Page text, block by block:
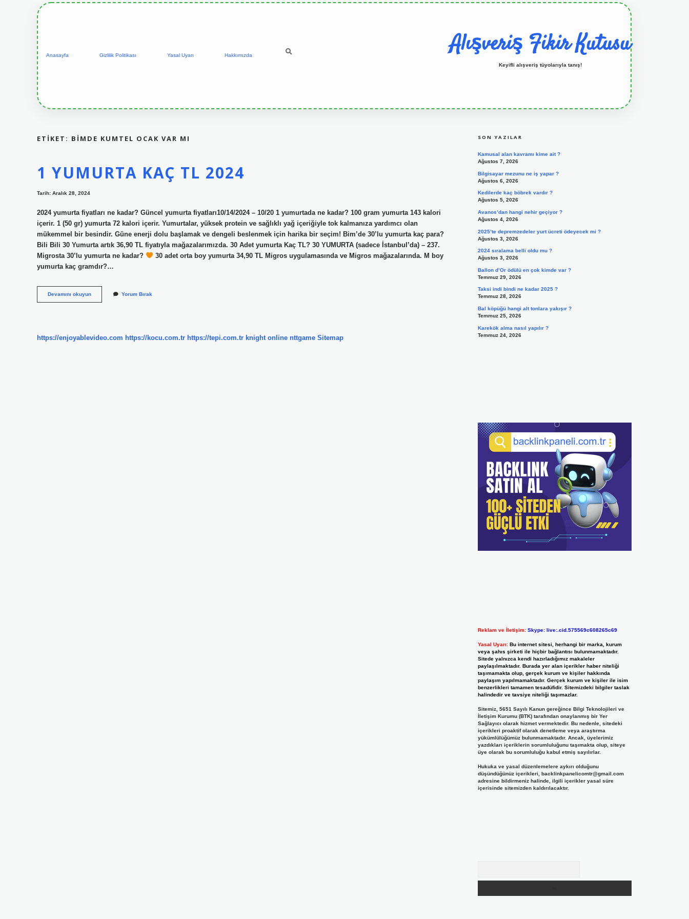
Anasayfa Gizlilik Politikası Yasal Uyarı Hakkımızda Alışveriş Fikir Kutusu
Keyifli alışveriş tüyolarıyla tanış!
ETIKET: BİMDE KUMTEL OCAK VAR MI
1 YUMURTA KAÇ TL 2024
Tarih: Aralık 28, 2024
2024 yumurta fiyatları ne kadar? Güncel yumurta fiyatları10/14/2024 – 10/20 1 yumurtada ne kadar? 100 gram yumurta 143 kalori
içerir. 1 (50 gr) yumurta 72 kalori içerir. Yumurtalar, yüksek protein ve sağlıklı yağ içeriğiyle tok kalmanıza yardımcı olan
mükemmel bir besindir. Güne enerji dolu başlamak ve dengeli beslenmek için harika bir seçim! Bim’de 30’lu yumurta kaç para?
Bili Bili 30 Yumurta artık 36,90 TL fiyatıyla mağazalarımızda. 30 Adet yumurta Kaç TL? 30 YUMURTA (sadece İstanbul’da) – 237.
Migrosta 30’lu yumurta ne kadar?
30 adet orta boy yumurta 34,90 TL Migros uygulamasında ve Migros mağazalarında. M boy
yumurta kaç gramdır?…
Devamını okuyun1
Yumurta
Yorum Bırak
https://enjoyablevideo.com https://kocu.com.tr https://tepi.com.tr knight online nttgame Sitemap
SON YAZILAR
Kamusal alan kavramı kime ait ?
Ağustos 7, 2026
Bilgisayar mezunu ne iş yapar ?
Ağustos 6, 2026
Kedilerde kaç böbrek vardır ?
Ağustos 5, 2026
Avanos’dan hangi nehir geçiyor ?
Ağustos 4, 2026
2025’te depremzedeler yurt ücreti ödeyecek mi ?
Ağustos 3, 2026
2024 sıralama belli oldu mu ?
Ağustos 3, 2026
Ballon d’Or ödülü en çok kimde var ?
Temmuz 29, 2026
Taksi indi bindi ne kadar 2025 ?
Temmuz 28, 2026
Bal köpüğü hangi alt tonlara yakışır ?
Temmuz 25, 2026
Karekök alma nasıl yapılır ?
Temmuz 24, 2026
Reklam ve İletişim: Skype: live:.cid.575569c608265c69
Yasal Uyarı: Bu internet sitesi, herhangi bir marka, kurum
veya şahıs şirketi ile hiçbir bağlantısı bulunmamaktadır.
Sitede yalnızca kendi hazırladığımız makaleler
paylaşılmaktadır. Burada yer alan içerikler haber niteliği
taşımamakta olup, gerçek kurum ve kişiler hakkında
paylaşım yapılmamaktadır. Gerçek kurum ve kişiler ile isim
benzerlikleri tamamen tesadüfidir. Sitemizdeki bilgiler taslak
halindedir ve tavsiye niteliği taşımazlar.
Sitemiz, 5651 Sayılı Kanun gereğince Bilgi Teknolojileri ve
İletişim Kurumu (BTK) tarafından onaylanmış bir Yer
Sağlayıcı olarak hizmet vermektedir. Bu nedenle, sitedeki
içerikleri proaktif olarak denetleme veya araştırma
yükümlülüğümüz bulunmamaktadır. Ancak, üyelerimiz
yazdıkları içeriklerin sorumluluğunu taşımakta olup, siteye
üye olarak bu sorumluluğu kabul etmiş sayılırlar.
Hukuka ve yasal düzenlemelere aykırı olduğunu
düşündüğünüz içerikleri, backlinkpanelicomtr@gmail.com
adresine bildirmeniz halinde, ilgili içerikler yasal süre
içerisinde sitemizden kaldırılacaktır.